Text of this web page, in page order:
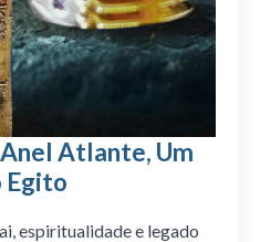
Atlante, Um
Egito
espiritualidade e legado